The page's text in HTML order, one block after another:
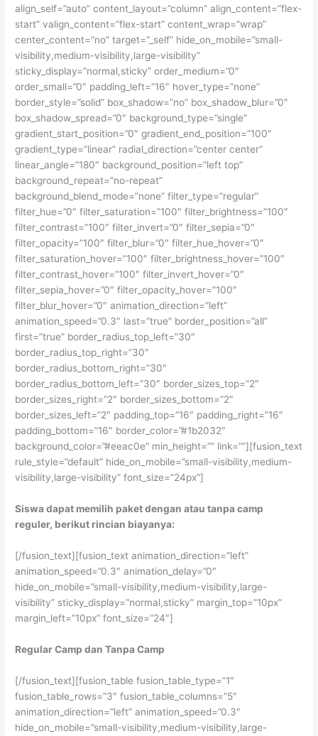
align_self=”auto” content_layout=”column” align_content=”flex-
start” valign_content=”flex-start” content_wrap=”wrap”
center_content=”no” target=”_self” hide_on_mobile=”small-
visibility,medium-visibility,large-visibility”
sticky_display=”normal,sticky” order_medium=”0″
order_small=”0″ padding_left=”16″ hover_type=”none”
border_style=”solid” box_shadow=”no” box_shadow_blur=”0″
box_shadow_spread=”0″ background_type=”single”
gradient_start_position=”0″ gradient_end_position=”100″
gradient_type=”linear” radial_direction=”center center”
linear_angle=”180″ background_position=”left top”
background_repeat=”no-repeat”
background_blend_mode=”none” filter_type=”regular”
filter_hue=”0″ filter_saturation=”100″ filter_brightness=”100″
filter_contrast=”100″ filter_invert=”0″ filter_sepia=”0″
filter_opacity=”100″ filter_blur=”0″ filter_hue_hover=”0″
filter_saturation_hover=”100″ filter_brightness_hover=”100″
filter_contrast_hover=”100″ filter_invert_hover=”0″
filter_sepia_hover=”0″ filter_opacity_hover=”100″
filter_blur_hover=”0″ animation_direction=”left”
animation_speed=”0.3″ last=”true” border_position=”all”
first=”true” border_radius_top_left=”30″
border_radius_top_right=”30″
border_radius_bottom_right=”30″
border_radius_bottom_left=”30″ border_sizes_top=”2″
border_sizes_right=”2″ border_sizes_bottom=”2″
border_sizes_left=”2″ padding_top=”16″ padding_right=”16″
padding_bottom=”16″ border_color=”#1b2032″
background_color=”#eeac0e” min_height=”” link=””][fusion_text
rule_style=”default” hide_on_mobile=”small-visibility,medium-
visibility,large-visibility” font_size=”24px”]
Siswa dapat memilih paket dengan atau tanpa camp
reguler, berikut rincian biayanya:
[/fusion_text][fusion_text animation_direction=”left”
animation_speed=”0.3″ animation_delay=”0″
hide_on_mobile=”small-visibility,medium-visibility,large-
visibility” sticky_display=”normal,sticky” margin_top=”10px”
margin_left=”10px” font_size=”24″]
Regular Camp dan Tanpa Camp
[/fusion_text][fusion_table fusion_table_type=”1″
fusion_table_rows=”3″ fusion_table_columns=”5″
animation_direction=”left” animation_speed=”0.3″
hide_on_mobile=”small-visibility,medium-visibility,large-